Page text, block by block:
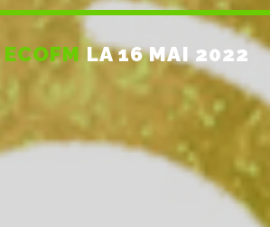
ECOFM LA 16 MAI 2022